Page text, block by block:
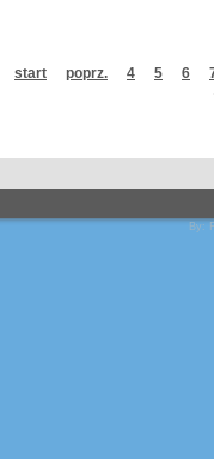
start poprz. 4 5 6
By: